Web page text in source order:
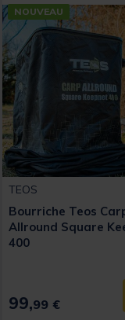
NOUVEAU
TEOS
Bourriche Teos
Allround Square
400
99,99 €